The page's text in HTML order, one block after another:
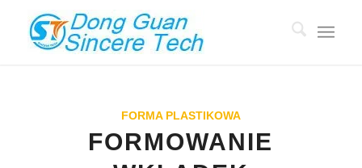
FORMA PLASTIKOWA
FORMOWANIE